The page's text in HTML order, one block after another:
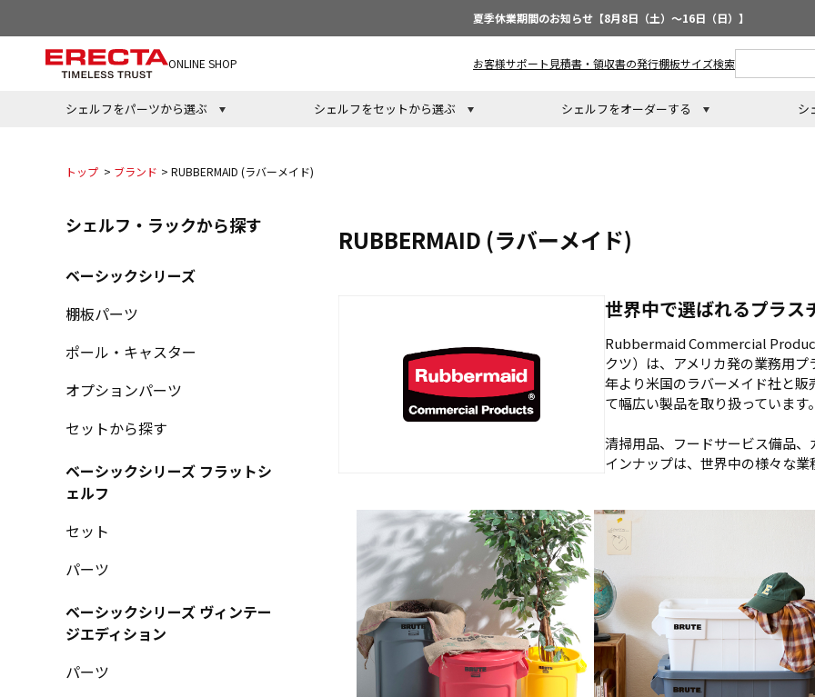
夏季休業期間のお知らせ【8月8日（土）～16日（日）】
ONLINE SHOP お客様サポート 見積書・領収書の発行棚板サイズ検索
シェルフをパーツから選ぶ シェルフをセットから選ぶ シェルフをオーダーする シ
トップ > ブランド > RUBBERMAID (ラバーメイド)
シェルフ・ラックから探す
ベーシックシリーズ
棚板パーツ
ポール・キャスター
オプションパーツ
セットから探す
ベーシックシリーズ フラットシ
ェルフ
セット
パーツ
ベーシックシリーズ ヴィンテー
ジエディション
パーツ
RUBBERMAID (ラバーメイド)
世界中で選ばれるプラス
Rubbermaid Commercial
クツ）は、アメリカ発の業務用
年より米国のラバーメイド社と
て幅広い製品を取り扱っています。
清掃用品、フードサービス備品
インナップは、世界中の様々な業